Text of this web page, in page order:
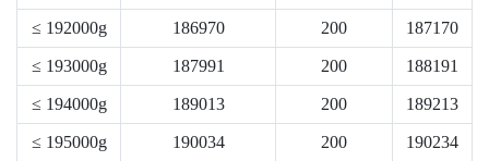
≤ 192000g 186970 200 187170
≤ 193000g 187991 200 188191
≤ 194000g 189013 200 189213
≤ 195000g 190034 200 190234